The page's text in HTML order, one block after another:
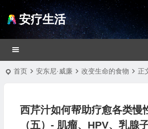
安疗生活
首页 安东尼·威廉 改变生命的食物 正
西芹汁如何帮助疗愈各类慢
（五）- 肌瘤、HPV、乳腺